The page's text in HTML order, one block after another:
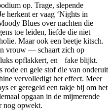
op. Trage, slepende
herkent er vaag ‘Nights in
Blues over nachten die
toe leiden, liefde die niet
Maar ook een beetje kitsch.
vrouw — schaart zich op
opflakkert, en fake blijkt.
rode en gele stof die van onderuit
vervolledigt het effect. Meer
er geregeld een takje bij om het
opgaan in de mijmerende
nog opwekt.